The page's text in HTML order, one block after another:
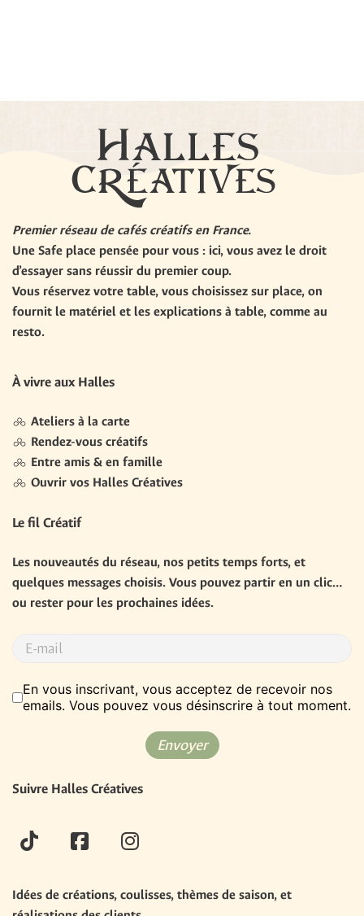
Premier réseau de cafés créatifs en France.
Une Safe place pensée pour vous : ici, vous avez le droit
d’essayer sans réussir du premier coup.
Vous réservez votre table, vous choisissez sur place, on
fournit le matériel et les explications à table, comme au
resto.
À vivre aux Halles
Ateliers à la carte
Rendez-vous créatifs
Entre amis & en famille
Ouvrir vos Halles Créatives
Le fil Créatif
Les nouveautés du réseau, nos petits temps forts, et
quelques messages choisis. Vous pouvez partir en un clic…
ou rester pour les prochaines idées.
RGPD*
En vous inscrivant, vous acceptez de recevoir nos
emails. Vous pouvez vous désinscrire à tout moment.
Envoyer
Suivre Halles Créatives
tiktokfacebookinstagram
Idées de créations, coulisses, thèmes de saison, et